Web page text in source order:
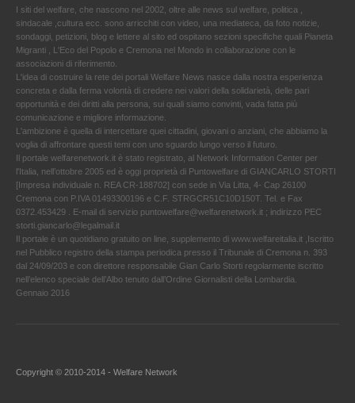
I siti del welfare, che nascono nel 2002, oltre alle news sul welfare, politica ,
sindacale ,cultura ecc. sono arricchiti con video, una mediateca, da foto notizie,
sondaggi, petizioni, blog e lettere al sito ed ospitano sezioni specifiche quali Pianeta
Migranti , L'Eco del Popolo e Cremona nel Mondo in collaborazione con le
associazioni di riferimento.
L'idea di costruire la rete dei portali Welfare News nasce dalla nostra esperienza
concreta e dalla ferma volontà di credere nei valori della solidarietà, delle pari
opportunità e dei diritti alla persona, sui quali siamo convinti, vada fatta più
comunicazione e migliore informazione.
L'ambizione è quella di intercettare quei cittadini, giovani o anziani, che abbiamo la
voglia di affrontare questi temi con uno sguardo lungo verso il futuro.
Il portale welfarenetwork.it è stato registrato, al Network Information Center per
l'Italia, nell’ottobre 2005 ed è oggi proprietà di Puntowelfare di GIANCARLO STORTI
[Impresa individuale n. REA CR-188702] con sede in Via Litta, 4- Cap 26100
Cremona con P.IVA 01493300196 e C.F. STRGCR51C10D150T. Tel. e Fax
0372.453429 . E-mail di servizio puntowelfare@welfarenetwork.it ; indirizzo PEC
storti.giancarlo@legalmail.it
Il portale è un quotidiano gratuito on line, supplemento di www.welfareitalia.it ,Iscritto
nel Pubblico registro della stampa periodica presso il Tribunale di Cremona n. 393
dal 24/09/203 e con direttore responsabile Gian Carlo Storti regolarmente iscritto
nell’elenco speciale dell’Albo tenuto dall’Ordine Giornalisti della Lombardia.
Gennaio 2016
Copyright © 2010-2014 - Welfare Network